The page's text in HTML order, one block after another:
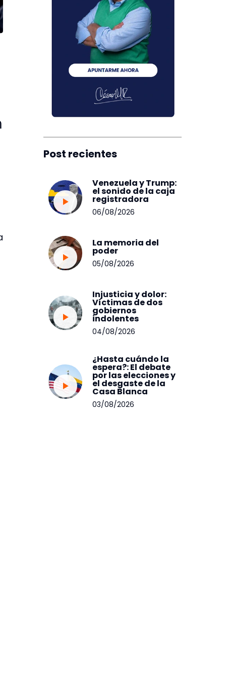
Post recientes
Venezuela y Trump:
el sonido de la caja
registradora
06/08/2026
La memoria del
poder
05/08/2026
Injusticia y dolor:
Víctimas de dos
gobiernos
indolentes
04/08/2026
¿Hasta cuándo la
espera?: El debate
por las elecciones y
el desgaste de la
Casa Blanca
03/08/2026